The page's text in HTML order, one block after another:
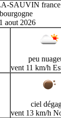
SAUVIN france
aout 2026
peu
vent 11 km/h
ciel
vent 13 km/h